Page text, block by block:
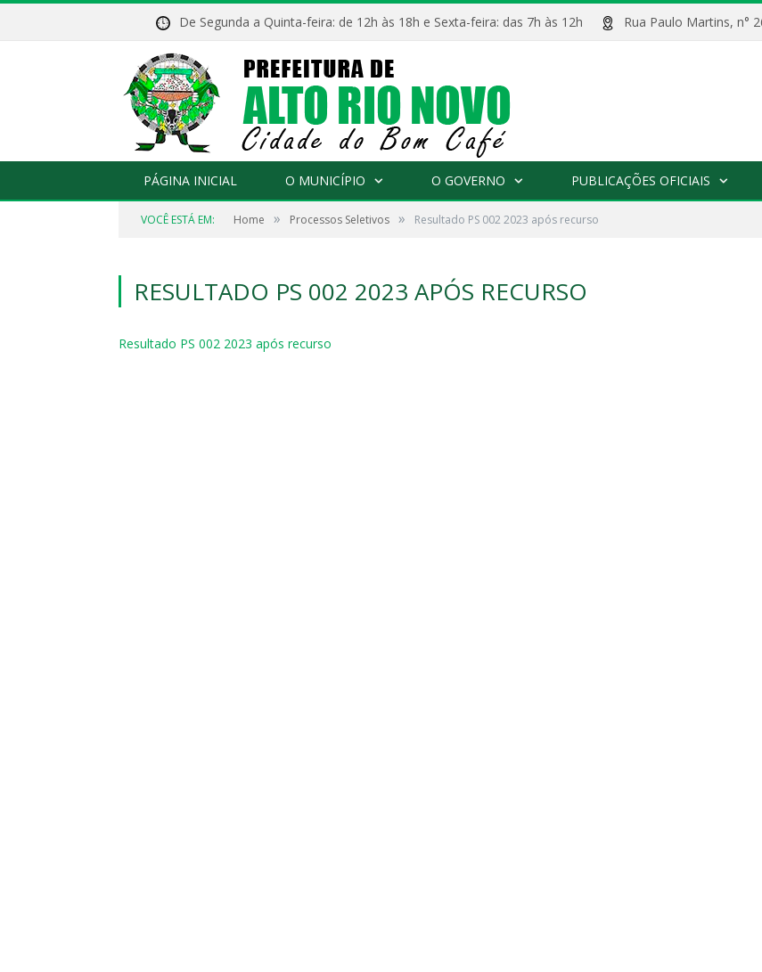
De Segunda a Quinta-feira: de 12h às 18h e Sexta-feira: das 7h às 12h Rua Paulo Martins,
PÁGINA INICIAL O MUNICÍPIO O GOVERNO PUBLICAÇÕES OFICIAIS
VOCÊ ESTÁ EM: Home » Processos Seletivos » Resultado PS 002 2023 após recurso
RESULTADO PS 002 2023 APÓS RECURSO
Resultado PS 002 2023 após recurso